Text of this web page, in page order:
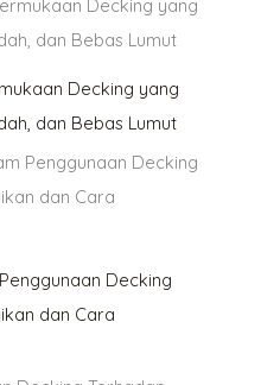
Decking yang
dan Bebas Lumut
Decking
dan Cara